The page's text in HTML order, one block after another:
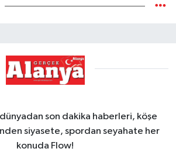
son dakika haberleri, köşe
siyasete, spordan seyahate her
konuda Flow!